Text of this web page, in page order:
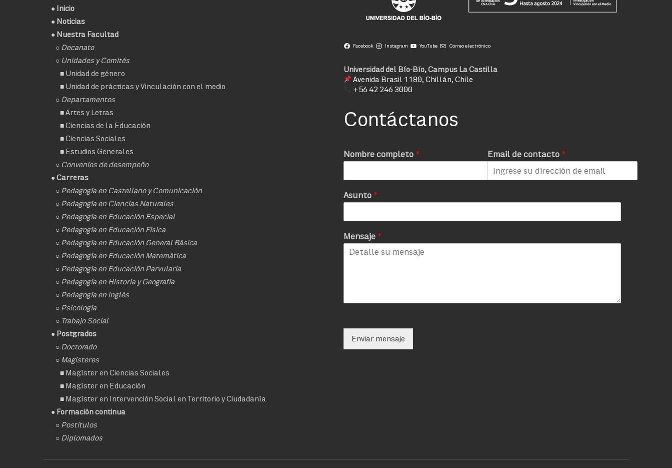
● Inicio
● Noticias
● Nuestra Facultad
○ Decanato
○ Unidades y Comités
■ Unidad de género
■ Unidad de prácticas y Vinculación con el medio
○ Departamentos
■Artes y Letras
■Ciencias de la Educación
■Ciencias Sociales
■ Estudios Generales
○ Convenios de desempeño
● Carreras
○ Pedagogía en Castellano y Comunicación
○ Pedagogía en Ciencias Naturales
○ Pedagogía en Educación Especial
○ Pedagogía en Educación Física
○ Pedagogía en Educación General Básica
○ Pedagogía en Educación Matemática
○ Pedagogía en Educación Parvularia
○ Pedagogía en Historia y Geografía
○ Pedagogía en Inglés
○ Psicología
○ Trabajo Social
● Postgrados
○ Doctorado
○ Magisteres
■ Magíster en Ciencias Sociales
■ Magíster en Educación
■ Magíster en Intervención Social en Territorio y Ciudadanía
● Formación continua
○ Postítulos
○ Diplomados
Facebook Instagram YouTube Correo electrónico
Universidad del Bío-Bío, Campus La Castilla
Avenida Brasil 1180, Chillán, Chile
+56 42 246 3000
Contáctanos
Nombre completo * Email de contacto *
Asunto *
Mensaje *
Enviar mensaje